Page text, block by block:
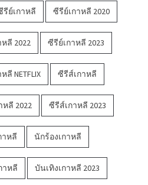
รีย์เกาหลี ซีรีย์เกาหลี 2020
ลี 2022 ซีรีย์เกาหลี 2023
ลี NETFLIX ซีรีส์เกาหลี
ลี 2022 ซีรีส์เกาหลี 2023
าหลี นักร้องเกาหลี
าหลี บันเทิงเกาหลี 2023